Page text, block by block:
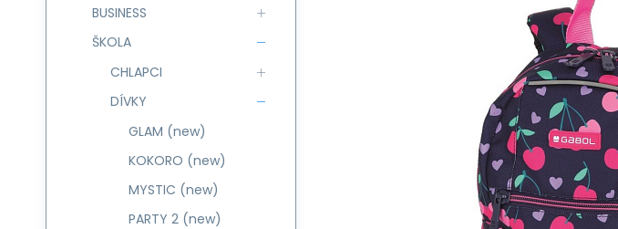
BUSINESS
ŠKOLA
CHLAPCI
DÍVKY
GLAM (new)
KOKORO (new)
MYSTIC (new)
PARTY 2 (new)